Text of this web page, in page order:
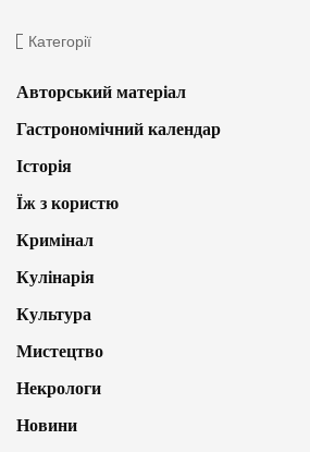
Категорії
Авторський матеріал
Гастрономічний календар
Історія
Їж з користю
Кримінал
Кулінарія
Культура
Мистецтво
Некрологи
Новини